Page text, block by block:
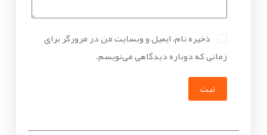
ذخیره نام، ایمیل و وبسایت من در مرورگر برای
زمانی که دوباره دیدگاهی می‌نویسم.
ثبت